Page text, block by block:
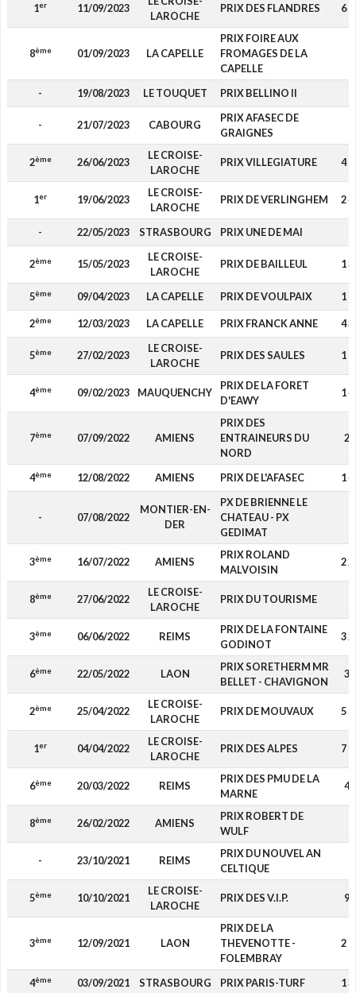
1er 11/09/2023
LAROCHE
PRIX DES FLANDRES 6
8ème 01/09/2023 LA CAPELLE
PRIX FOIRE AUX
FROMAGES DE LA
CAPELLE
- 19/08/2023 LE TOUQUET PRIX BELLINO II
- 21/07/2023 CABOURG
PRIX AFASEC DE
GRAIGNES
2ème 26/06/2023
LE CROISE-
LAROCHE
PRIX VILLEGIATURE 4
1er 19/06/2023
LE CROISE-
LAROCHE
PRIX DE VERLINGHEM 2
- 22/05/2023 STRASBOURG PRIX UNE DE MAI
2ème 15/05/2023
LE CROISE-
LAROCHE
PRIX DE BAILLEUL 1
5ème 09/04/2023 LA CAPELLE PRIX DE VOULPAIX 1
2ème 12/03/2023 LA CAPELLE PRIX FRANCK ANNE 4
5ème 27/02/2023
LE CROISE-
LAROCHE
PRIX DES SAULES 1
4ème 09/02/2023 MAUQUENCHY
PRIX DE LA FORET
D'EAWY
1
7ème 07/09/2022 AMIENS
PRIX DES
ENTRAINEURS DU
NORD
4ème 12/08/2022 AMIENS PRIX DE L'AFASEC 1
- 07/08/2022
MONTIER-EN-
DER
PX DE BRIENNE LE
CHATEAU - PX
GEDIMAT
3ème 16/07/2022 AMIENS
PRIX ROLAND
MALVOISIN
2
8ème 27/06/2022
LE CROISE-
LAROCHE
PRIX DU TOURISME
3ème 06/06/2022 REIMS
PRIX DE LA FONTAINE
GODINOT
3
6ème 22/05/2022 LAON
PRIX SORETHERM MR
BELLET - CHAVIGNON
2ème 25/04/2022
LE CROISE-
LAROCHE
PRIX DE MOUVAUX 5
1er 04/04/2022
LE CROISE-
LAROCHE
PRIX DES ALPES 7
6ème 20/03/2022 REIMS
PRIX DES PMU DE LA
MARNE
8ème 26/02/2022 AMIENS
PRIX ROBERT DE
WULF
- 23/10/2021 REIMS
PRIX DU NOUVEL AN
CELTIQUE
5ème 10/10/2021
LE CROISE-
LAROCHE
PRIX DES V.I.P.
3ème 12/09/2021 LAON
PRIX DE LA
THEVENOTTE -
FOLEMBRAY
2
4ème 03/09/2021 STRASBOURG PRIX PARIS-TURF 1